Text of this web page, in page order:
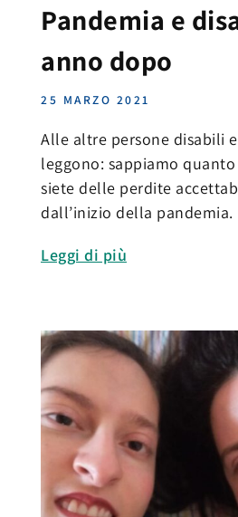
Pandemia e
anno dopo
25 MARZO 2021
Alle altre persone disabili
leggono: sappiamo
siete delle perdite
dall’inizio della pandemia.
Leggi di più